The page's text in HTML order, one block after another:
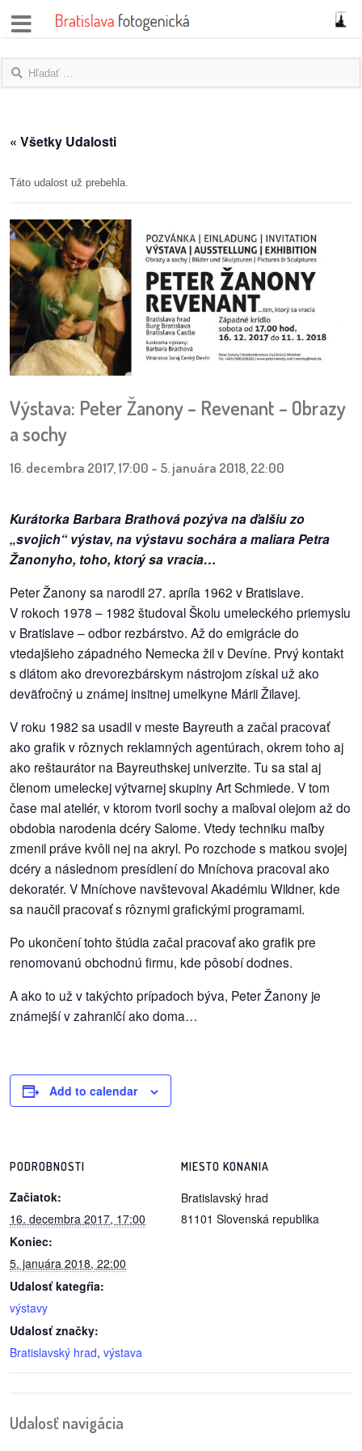
správy
názory
blogy
fotky
protesty
granty
pozvánky
Historický
kalendár
zákony
časti
kauzy
konania
pripomienkové
konania
dobrá
prax
práca
z
médií
videá
knihy
nás
podporte
nás
podporili
nás
kontaktujte
« Všetky Udalosti
Táto udalost už prebehla.
Výstava: Peter Žanony – Revenant – Obrazy
a sochy
16. decembra 2017, 17:00 - 5. januára 2018, 22:00
Kurátorka Barbara Brathová pozýva na ďalšiu zo
„svojich“ výstav, na výstavu sochára a maliara Petra
Žanonyho, toho, ktorý sa vracia…
Peter Žanony sa narodil 27. apríla 1962 v Bratislave.
V rokoch 1978 – 1982 študoval Školu umeleckého priemyslu
v Bratislave – odbor rezbárstvo. Až do emigrácie do
vtedajšieho západného Nemecka žil v Devíne. Prvý kontakt
s dlátom ako drevorezbárskym nástrojom získal už ako
deväťročný u známej insitnej umelkyne Márii Žilavej.
V roku 1982 sa usadil v meste Bayreuth a začal pracovať
ako grafik v rôznych reklamných agentúrach, okrem toho aj
ako reštaurátor na Bayreuthskej univerzite. Tu sa stal aj
členom umeleckej výtvarnej skupiny Art Schmiede. V tom
čase mal ateliér, v ktorom tvoril sochy a maľoval olejom až do
obdobia narodenia dcéry Salome. Vtedy techniku maľby
zmenil práve kvôli nej na akryl. Po rozchode s matkou svojej
dcéry a následnom presídlení do Mníchova pracoval ako
dekoratér. V Mníchove navštevoval Akadémiu Wildner, kde
sa naučil pracovať s rôznymi grafickými programami.
Po ukončení tohto štúdia začal pracovať ako grafik pre
renomovanú obchodnú firmu, kde pôsobí dodnes.
A ako to už v takýchto prípadoch býva, Peter Žanony je
známejší v zahraničí ako doma…
Add to calendar
PODROBNOSTI
Začiatok:
16. decembra 2017, 17:00
Koniec:
5. januára 2018, 22:00
Udalosť kategŕia:
výstavy
Udalosť značky:
Bratislavský hrad, výstava
MIESTO KONANIA
Bratislavský hrad
81101 Slovenská republika
Udalosť navigácia